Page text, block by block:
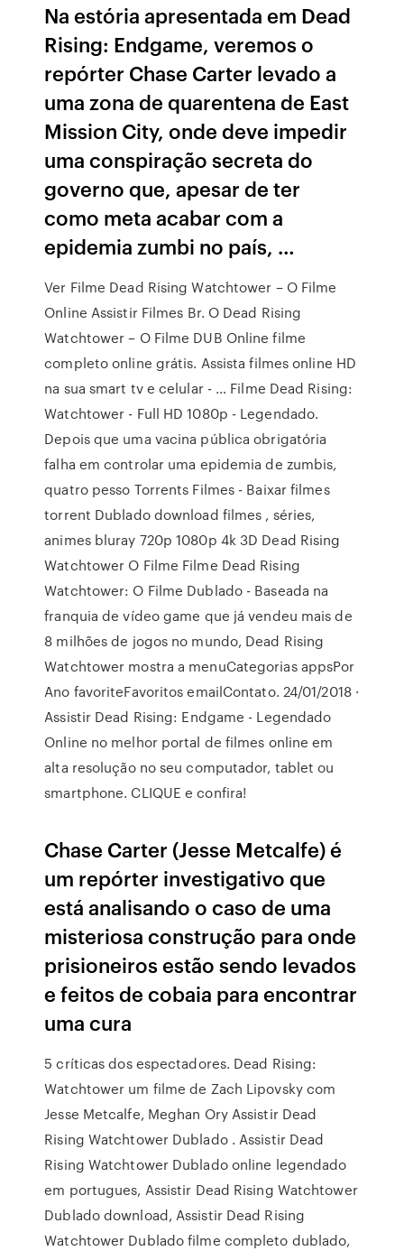
Na estória apresentada em Dead
Rising: Endgame, veremos o
repórter Chase Carter levado a
uma zona de quarentena de East
Mission City, onde deve impedir
uma conspiração secreta do
governo que, apesar de ter
como meta acabar com a
epidemia zumbi no país, …
Ver Filme Dead Rising Watchtower – O Filme
Online Assistir Filmes Br. O Dead Rising
Watchtower – O Filme DUB Online filme
completo online grátis. Assista filmes online HD
na sua smart tv e celular - … Filme Dead Rising:
Watchtower - Full HD 1080p - Legendado.
Depois que uma vacina pública obrigatória
falha em controlar uma epidemia de zumbis,
quatro pesso Torrents Filmes - Baixar filmes
torrent Dublado download filmes , séries,
animes bluray 720p 1080p 4k 3D Dead Rising
Watchtower O Filme Filme Dead Rising
Watchtower: O Filme Dublado - Baseada na
franquia de vídeo game que já vendeu mais de
8 milhões de jogos no mundo, Dead Rising
Watchtower mostra a menuCategorias appsPor
Ano favoriteFavoritos emailContato. 24/01/2018 ·
Assistir Dead Rising: Endgame - Legendado
Online no melhor portal de filmes online em
alta resolução no seu computador, tablet ou
smartphone. CLIQUE e confira!
Chase Carter (Jesse Metcalfe) é
um repórter investigativo que
está analisando o caso de uma
misteriosa construção para onde
prisioneiros estão sendo levados
e feitos de cobaia para encontrar
uma cura
5 críticas dos espectadores. Dead Rising:
Watchtower um filme de Zach Lipovsky com
Jesse Metcalfe, Meghan Ory Assistir Dead
Rising Watchtower Dublado . Assistir Dead
Rising Watchtower Dublado online legendado
em portugues, Assistir Dead Rising Watchtower
Dublado download, Assistir Dead Rising
Watchtower Dublado filme completo dublado,